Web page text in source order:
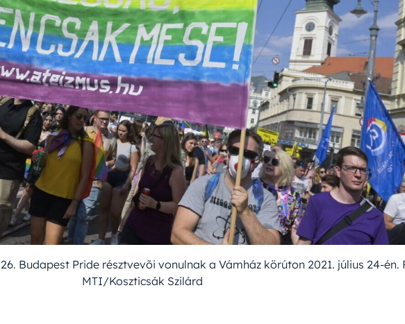
Budapest Pride résztvevõi vonulnak a Vámház körúton 2021. július 24-én.
MTI/Koszticsák Szilárd